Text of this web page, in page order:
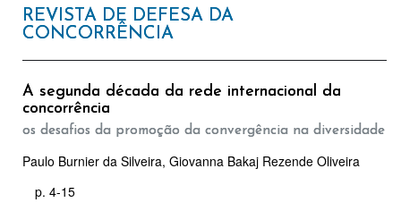
REVISTA DE DEFESA DA
CONCORRÊNCIA
A segunda década da rede internacional da
concorrência
os desafios da promoção da convergência na diversidade
Paulo Burnier da Silveira, Giovanna Bakaj Rezende Oliveira
p. 4-15